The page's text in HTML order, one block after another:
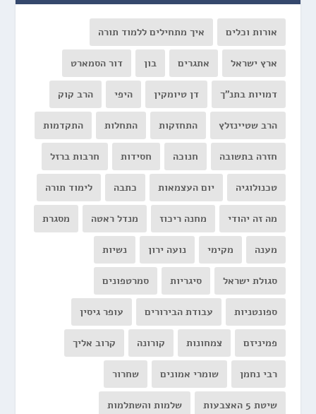
אורות וכלים איך מתחילים ללמוד תורה
ארץ ישראל אתגרים בון דור הסמארט
דמויות בתנ"ך דן טיומקין היפי הרב קוק
הרב שטיינזלץ התחזקות התחלות התקדמות
חזרה בתשובה חנוכה חסידות חרבות ברזל
טכנולוגיה יום העצמאות כתבה לימוד תורה
מה זה יהודי מחנה ריכוז מנדל ראטה מסגרת
מענה מקימי נועה ירון נשיות
סגולת ישראל סיגריות סמרטפונים
ספונטניות עבודת הבירורים עופר גיסין
פמיניזם צמחונות קורונה קרוב אליך
רבי נחמן שומרי אמונים שחרור
שיטת 5 האצבעות שלמות והשתלמות